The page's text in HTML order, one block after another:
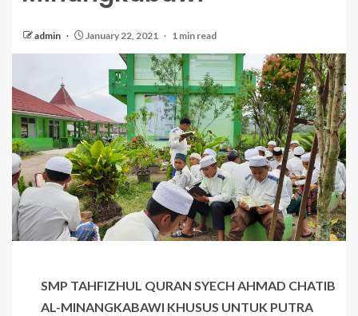
admin January 22, 2021 1 min read
SMP TAHFIZHUL QURAN SYECH AHMAD CHATIB
AL-MINANGKABAWI KHUSUS UNTUK PUTRA